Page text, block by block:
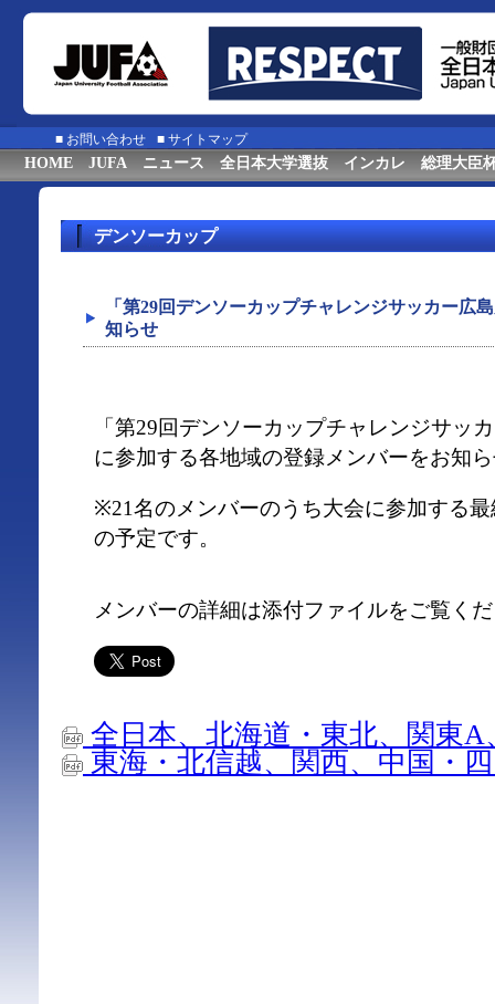
■ お問い合わせ ■ サイトマップ
HOME JUFA ニュース 全日本大学選抜 インカレ 総理大臣
デンソーカップ
「第29回デンソーカップチャレンジサッカー広
知らせ
「第29回デンソーカップチャレンジサッ
に参加する各地域の登録メンバーをお知
※21名のメンバーのうち大会に参加する
の予定です。
メンバーの詳細は添付ファイルをご覧く
全日本、北海道・東北、関東A
東海・北信越、関西、中国・